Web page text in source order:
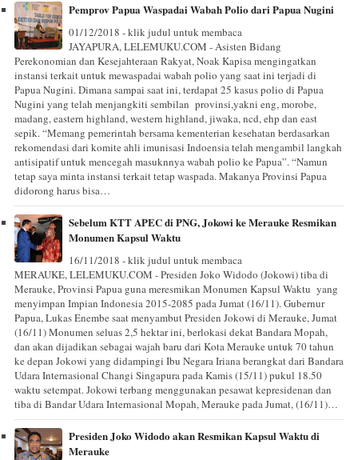
Pemprov Papua Waspadai Wabah Polio dari Papua Nugini
01/12/2018 - klik judul untuk membaca
JAYAPURA, LELEMUKU.COM - Asisten Bidang
Perekonomian dan Kesejahteraan Rakyat, Noak Kapisa mengingatkan
instansi terkait untuk mewaspadai wabah polio yang saat ini terjadi di
Papua Nugini. Dimana sampai saat ini, terdapat 25 kasus polio di Papua
Nugini yang telah menjangkiti sembilan provinsi,yakni eng, morobe,
madang, eastern highland, western highland, jiwaka, ncd, ehp dan east
sepik. “Memang pemerintah bersama kementerian kesehatan berdasarkan
rekomendasi dari komite ahli imunisasi Indoensia telah mengambil langkah
antisipatif untuk mencegah masuknnya wabah polio ke Papua”. “Namun
tetap saya minta instansi terkait tetap waspada. Makanya Provinsi Papua
didorong harus bisa…
Sebelum KTT APEC di PNG, Jokowi ke Merauke Resmikan
Monumen Kapsul Waktu
16/11/2018 - klik judul untuk membaca
MERAUKE, LELEMUKU.COM - Presiden Joko Widodo (Jokowi) tiba di
Merauke, Provinsi Papua guna meresmikan Monumen Kapsul Waktu yang
menyimpan Impian Indonesia 2015-2085 pada Jumat (16/11). Gubernur
Papua, Lukas Enembe saat menyambut Presiden Jokowi di Merauke, Jumat
(16/11) Monumen seluas 2,5 hektar ini, berlokasi dekat Bandara Mopah,
dan akan dijadikan sebagai wajah baru dari Kota Merauke untuk 70 tahun
ke depan Jokowi yang didampingi Ibu Negara Iriana berangkat dari Bandara
Udara Internasional Changi Singapura pada Kamis (15/11) pukul 18.50
waktu setempat. Jokowi terbang menggunakan pesawat kepresidenan dan
tiba di Bandar Udara Internasional Mopah, Merauke pada Jumat, (16/11)…
Presiden Joko Widodo akan Resmikan Kapsul Waktu di
Merauke